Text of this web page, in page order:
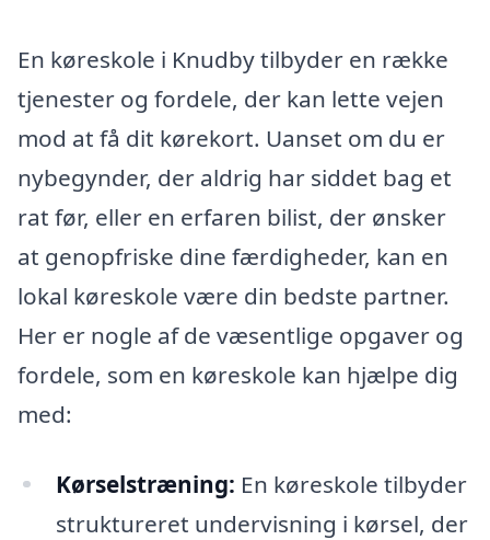
En køreskole i Knudby tilbyder en række
tjenester og fordele, der kan lette vejen
mod at få dit kørekort. Uanset om du er
nybegynder, der aldrig har siddet bag et
rat før, eller en erfaren bilist, der ønsker
at genopfriske dine færdigheder, kan en
lokal køreskole være din bedste partner.
Her er nogle af de væsentlige opgaver og
fordele, som en køreskole kan hjælpe dig
med:
Kørselstræning: En køreskole tilbyder
struktureret undervisning i kørsel, der